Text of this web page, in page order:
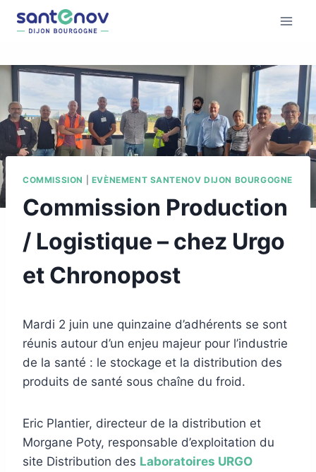
COMMISSION EVÈNEMENT SANTENOV DIJON BOURGOGNE
Commission Production
/ Logistique – chez Urgo
et Chronopost
Mardi 2 juin une quinzaine d’adhérents se sont
réunis autour d’un enjeu majeur pour l’industrie
de la santé : le stockage et la distribution des
produits de santé sous chaîne du froid.
Eric Plantier, directeur de la distribution et
Morgane Poty, responsable d’exploitation du
site Distribution des Laboratoires URGO